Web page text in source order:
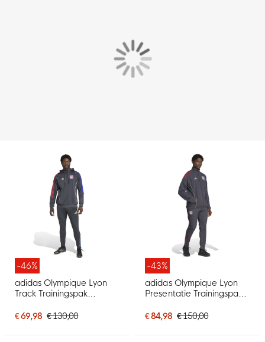
-46%
adidas Olympique Lyon
Track Trainingspak
Donkergrijs Goud Rood
€ 69,98 € 130,00
-43%
adidas Olympique Lyon
Presentatie Trainingspak
Donkergrijs Goud Rood
€ 84,98 € 150,00